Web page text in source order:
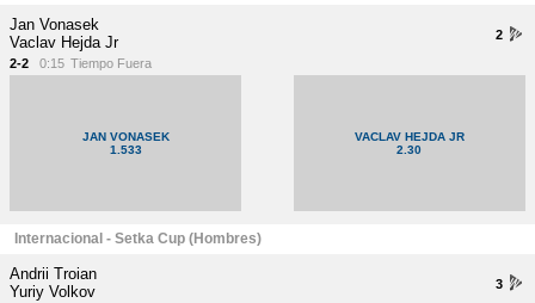
2
Jan Vonasek
Vaclav Hejda Jr
2-2 0:15 Tiempo Fuera
JAN VONASEK
1.533
VACLAV HEJDA JR
2.30
Internacional - Setka Cup (Hombres)
3
Andrii Troian
Yuriy Volkov